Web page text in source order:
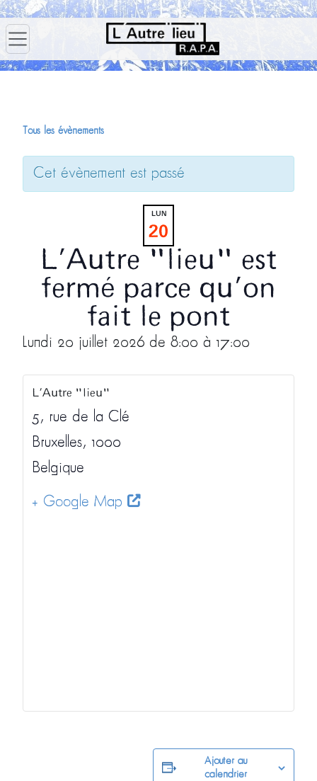
Tous les évènements
Cet évènement est passé
LUN
20
L’Autre "lieu" est
fermé parce qu’on
fait le pont
Lundi 20 juillet 2026 de 8:00 à 17:00
L’Autre "lieu"
5, rue de la Clé
Bruxelles, 1000
Belgique
+ Google Map
Ajouter au
calendrier